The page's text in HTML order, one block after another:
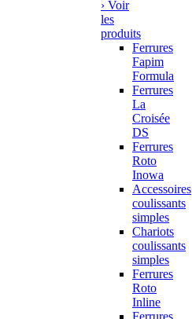
› Voir
les
produits
Ferrures
Fapim
Formula
Ferrures
La
Croisée
DS
Ferrures
Roto
Inowa
Accessoires
coulissants
simples
Chariots
coulissants
simples
Ferrures
Roto
Inline
Ferrures